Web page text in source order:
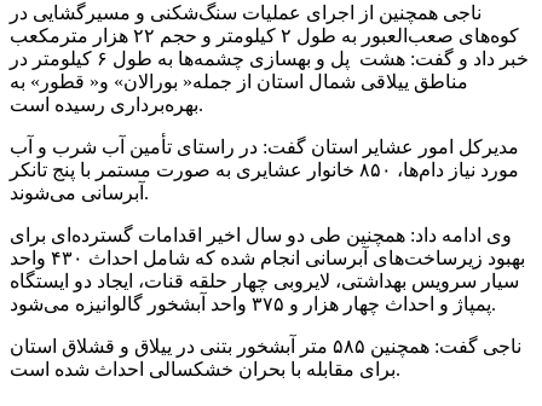
ناجی همچنین از اجرای عملیات سنگ‌شکنی و مسیرگشایی در
کوه‌های صعب‌العبور به طول ۲ کیلومتر و حجم ۲۲ هزار مترمکعب
خبر داد و گفت: هشت پل و بهسازی چشمه‌ها به طول ۶ کیلومتر در
مناطق ییلاقی شمال استان از جمله« بورالان» و« قطور» به
بهره‌برداری رسیده است.
مدیرکل امور عشایر استان گفت: در راستای تأمین آب شرب و آب
مورد نیاز دام‌ها، ۸۵۰ خانوار عشایری به صورت مستمر با پنج تانکر
آبرسانی می‌شوند.
وی ادامه داد: همچنین طی دو سال اخیر اقدامات گسترده‌ای برای
بهبود زیرساخت‌های آبرسانی انجام شده که شامل احداث ۴۳۰ واحد
سیار سرویس بهداشتی، لایروبی چهار حلقه قنات، ایجاد دو ایستگاه
پمپاژ و احداث چهار هزار و ۳۷۵ واحد آبشخور گالوانیزه می‌شود.
ناجی گفت: همچنین ۵۸۵ متر آبشخور بتنی در ییلاق و قشلاق استان
برای مقابله با بحران خشکسالی احداث شده است.